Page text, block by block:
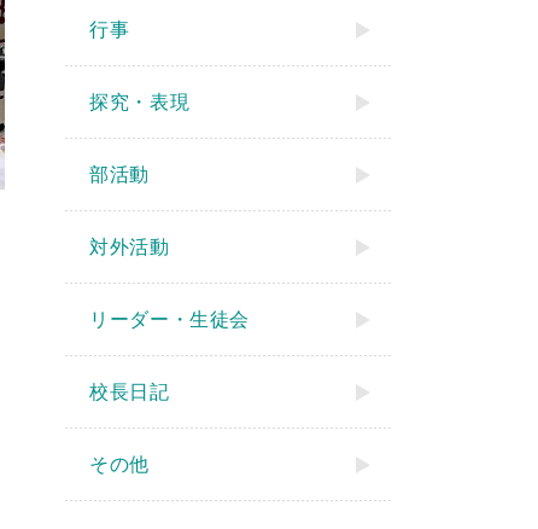
行事
探究・表現
部活動
対外活動
リーダー・生徒会
校長日記
その他